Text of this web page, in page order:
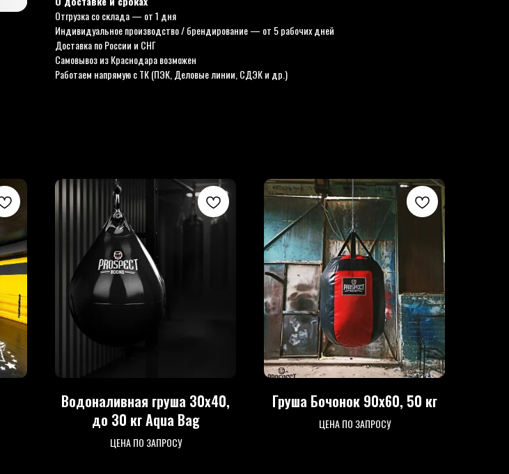
Отгрузка со склада — от 1 дня
Индивидуальное производство / брендирование — от 5 рабочих дней
Доставка по России и СНГ
Самовывоз из Краснодара возможен
Работаем напрямую с ТК (ПЭК, Деловые линии, СДЭК и др.)
Водоналивная груша 30х40,
до 30 кг Aqua Bag
ЦЕНА ПО ЗАПРОСУ
Груша Бочонок 90х60, 50 кг
ЦЕНА ПО ЗАПРОСУ